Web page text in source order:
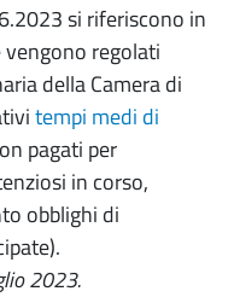
si riferiscono in
regolati
della Camera di
tempi medi di
pagati per
in corso,
obblighi di
2023.